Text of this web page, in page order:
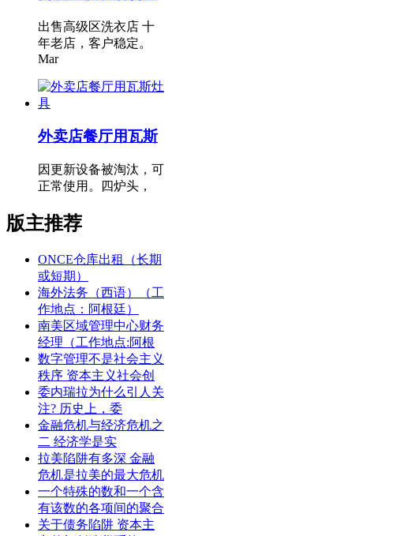
出售高级区洗衣店 十
年老店，客户稳定。
Mar
外卖店餐厅用瓦斯
因更新设备被淘汰，可
正常使用。四炉头，
版主推荐
ONCE仓库出租（长期
或短期）
海外法务（西语）（工
作地点：阿根廷）
南美区域管理中心财务
经理（工作地点:阿根
数字管理不是社会主义
秩序 资本主义社会创
委内瑞拉为什么引人关
注? 历史上，委
金融危机与经济危机之
二 经济学是实
拉美陷阱有多深 金融
危机是拉美的最大危机
一个特殊的数和一个含
有该数的各项间的聚合
关于债务陷阱 资本主